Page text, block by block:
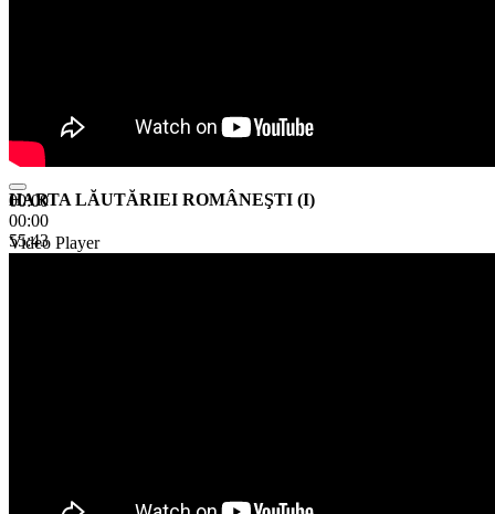
00:00
00:00
55:43
HARTA LĂUTĂRIEI ROMÂNEŞTI (I)
Video Player